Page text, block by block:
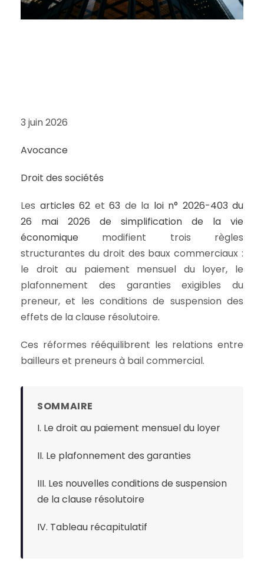
3 juin 2026
Avocance
Droit des sociétés
Les articles 62 et 63 de la loi n° 2026-403 du
26 mai 2026 de simplification de la vie
économique modifient trois règles
structurantes du droit des baux commerciaux :
le droit au paiement mensuel du loyer, le
plafonnement des garanties exigibles du
preneur, et les conditions de suspension des
effets de la clause résolutoire.
Ces réformes rééquilibrent les relations entre
bailleurs et preneurs à bail commercial.
SOMMAIRE
I. Le droit au paiement mensuel du loyer
II. Le plafonnement des garanties
III. Les nouvelles conditions de suspension
de la clause résolutoire
IV. Tableau récapitulatif